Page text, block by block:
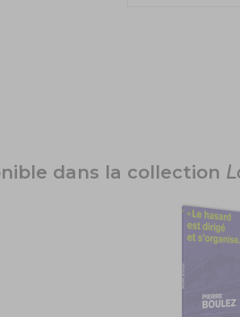
dans la collection